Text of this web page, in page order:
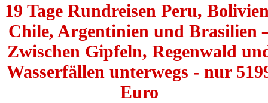
19 Tage Rundreisen Peru,
Chile, Argentinien und Brasilien
Zwischen Gipfeln, Regenwald
Wasserfällen unterwegs - nur
Euro